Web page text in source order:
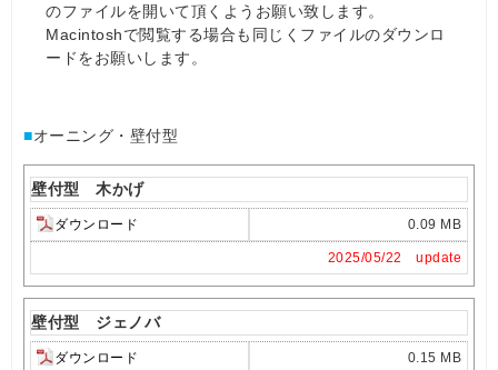
のファイルを開いて頂くようお願い致します。
Macintoshで閲覧する場合も同じくファイルのダウンロ
ードをお願いします。
■オーニング・壁付型
壁付型 木かげ
ダウンロード 0.09 MB
2025/05/22 update
壁付型 ジェノバ
ダウンロード 0.15 MB